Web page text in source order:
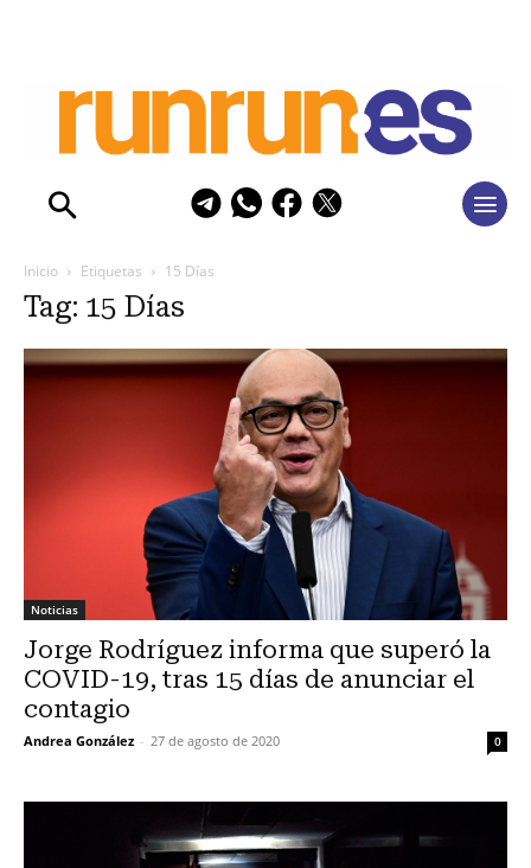
Inicio Etiquetas 15 Días
Tag: 15 Días
Noticias
Jorge Rodríguez informa que superó la
COVID-19, tras 15 días de anunciar el
contagio
Andrea González - 27 de agosto de 2020 0